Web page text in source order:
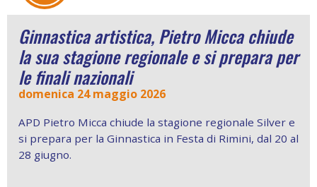
Ginnastica artistica, Pietro Micca chiude
la sua stagione regionale e si prepara per
le finali nazionali
domenica 24 maggio 2026
APD Pietro Micca chiude la stagione regionale Silver e
si prepara per la Ginnastica in Festa di Rimini, dal 20 al
28 giugno.